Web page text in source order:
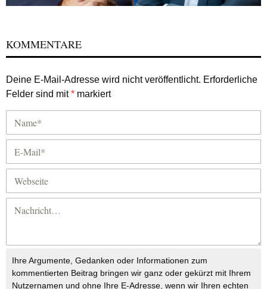
KOMMENTARE
Deine E-Mail-Adresse wird nicht veröffentlicht. Erforderliche
Felder sind mit* markiert
Ihre Argumente, Gedanken oder Informationen zum
kommentierten Beitrag bringen wir ganz oder gekürzt mit Ihrem
Nutzernamen und ohne Ihre E-Adresse, wenn wir Ihren echten